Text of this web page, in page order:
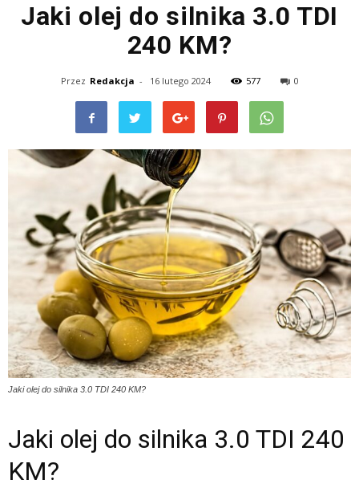
Jaki olej do silnika 3.0 TDI
240 KM?
Przez Redakcja - 16 lutego 2024 577 0
Jaki olej do silnika 3.0 TDI 240 KM?
Jaki olej do silnika 3.0 TDI 240
KM?